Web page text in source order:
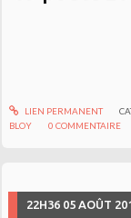
LIEN PERMANENT
BLOY
0 COMMENTAIRE
22H36 05 AOÛT